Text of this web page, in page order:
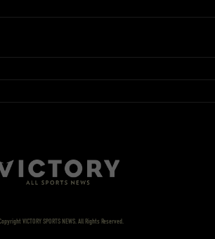
VICTORY SPORTS NEWS. All Rights Reserved.